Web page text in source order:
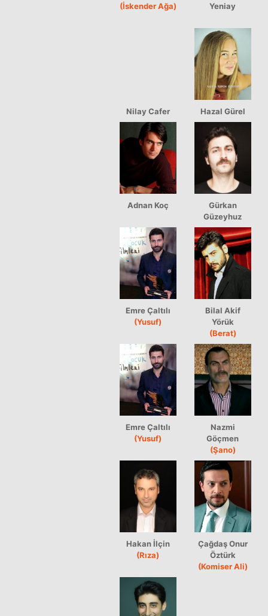
(İskender Ağa)
Yeniay
Nilay Cafer Hazal Gürel
Adnan Koç
Gürkan
Güzeyhuz
Emre Çaltılı
(Yusuf)
Bilal Akif
Yörük
(Berat)
Emre Çaltılı
(Yusuf)
Nazmi
Göçmen
(Şano)
Hakan İlçin
(Rıza)
Çağdaş Onur
Öztürk
(Komiser Ali)